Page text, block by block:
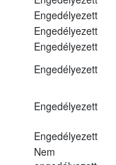
Engedélyezett
Engedélyezett
Engedélyezett
Engedélyezett
Engedélyezett
Engedélyezett
Nem